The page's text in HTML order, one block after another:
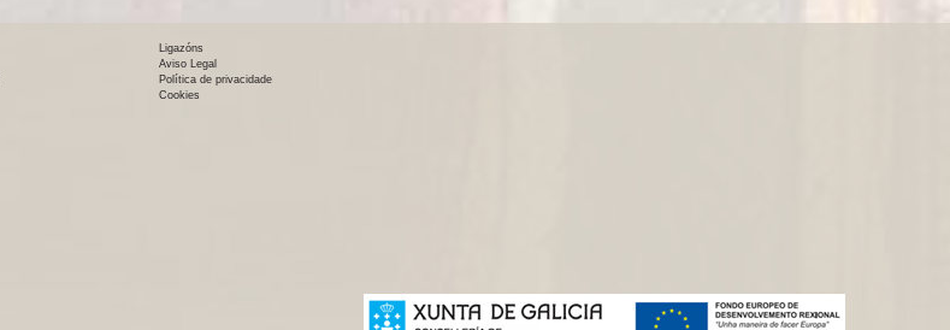
Ligazóns
Aviso Legal
Política de privacidade
Cookies